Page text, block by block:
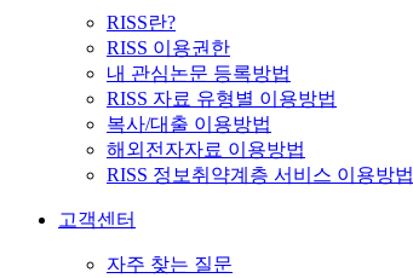
RISS란?
RISS 이용권한
내 관심논문 등록방법
RISS 자료 유형별 이용방법
복사/대출 이용방법
해외전자자료 이용방법
RISS 정보취약계층 서비스 이용방법
고객센터
자주 찾는 질문